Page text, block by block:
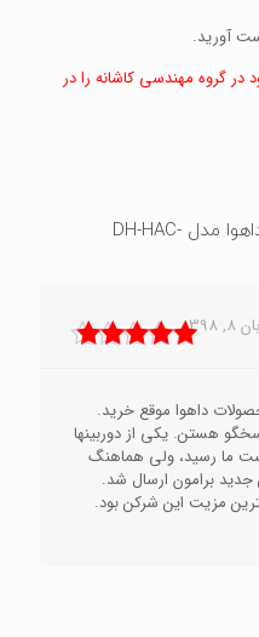
آورید.
در گروه مهندسی کاشانه را در
دوربین مداربسته داهوا مدل DH-HAC-
8, 1398
داهوا موقع خرید.
هستن. یکی از دوربینها
ما رسید، ولی هماهنگ
مزیت این شرکن بود.